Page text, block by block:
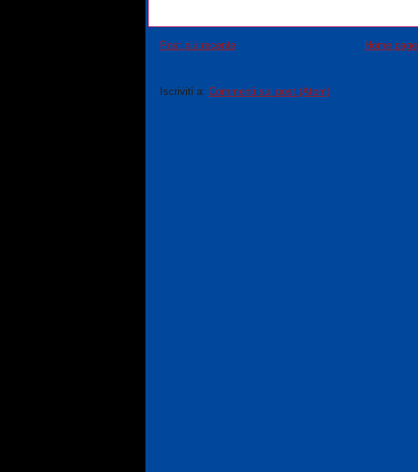
Post più recente Home page
Iscriviti a: Commenti sul post (Atom)